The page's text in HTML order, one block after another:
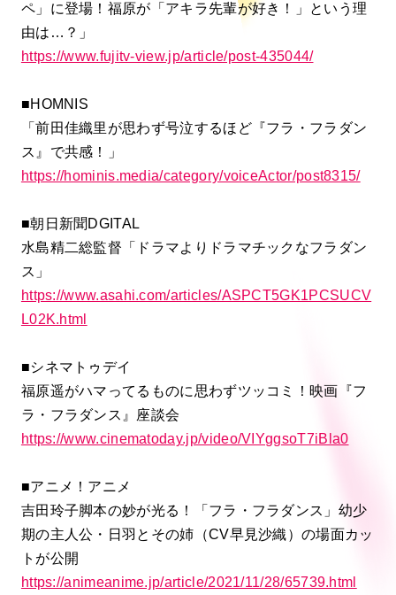
ペ」に登場！福原が「アキラ先輩が好き！」という理
由は…？」
https://www.fujitv-view.jp/article/post-435044/
■HOMNIS
「前田佳織里が思わず号泣するほど『フラ・フラダン
ス』で共感！」
https://hominis.media/category/voiceActor/post8315/
■朝日新聞DGITAL
水島精二総監督「ドラマよりドラマチックなフラダン
ス」
https://www.asahi.com/articles/ASPCT5GK1PCSUCV
L02K.html
■シネマトゥデイ
福原遥がハマってるものに思わずツッコミ！映画『フ
ラ・フラダンス』座談会
https://www.cinematoday.jp/video/VIYggsoT7iBla0
■アニメ！アニメ
吉田玲子脚本の妙が光る！「フラ・フラダンス」幼少
期の主人公・日羽とその姉（CV早見沙織）の場面カッ
トが公開
https://animeanime.jp/article/2021/11/28/65739.html